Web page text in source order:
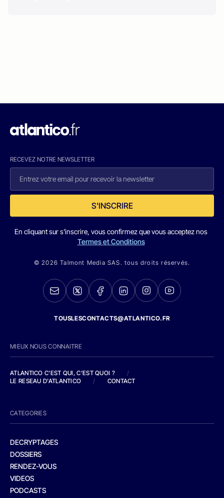
RECEVEZ NOTRE NEWSLETTER
S'INSCRIRE
En cliquant sur s'inscrire, vous confirmez que vous acceptez nos
Termes et Conditions
© 2026 Talmont Media SAS. tous droits réservés.
TOUSLESCONTACTS@ATLANTICO.FR
MIEUX NOUS CONNAITRE
ATLANTICO C'EST QUI, C'EST QUOI ?
/
LE RESEAU D'ATLANTICO
/ CONTACT
CATEGORIES
DECRYPTAGES
DOSSIERS
RENDEZ-VOUS
VIDEOS
PODCASTS